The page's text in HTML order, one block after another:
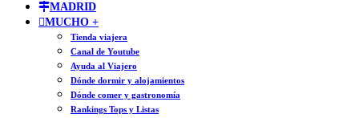
MADRID
MUCHO +
Tienda viajera
Canal de Youtube
Ayuda al Viajero
Dónde dormir y alojamientos
Dónde comer y gastronomía
Rankings Tops y Listas